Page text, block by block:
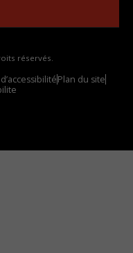
réservés.
Plan du site